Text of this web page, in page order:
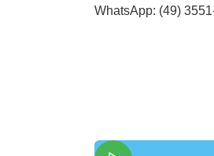
WhatsApp: (49)